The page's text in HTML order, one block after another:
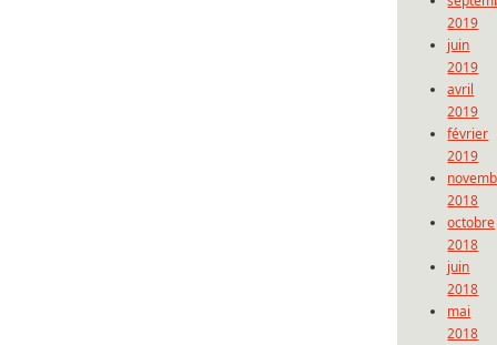
2019
juin
2019
avril
2019
février
2019
2018
octobre
2018
juin
2018
mai
2018